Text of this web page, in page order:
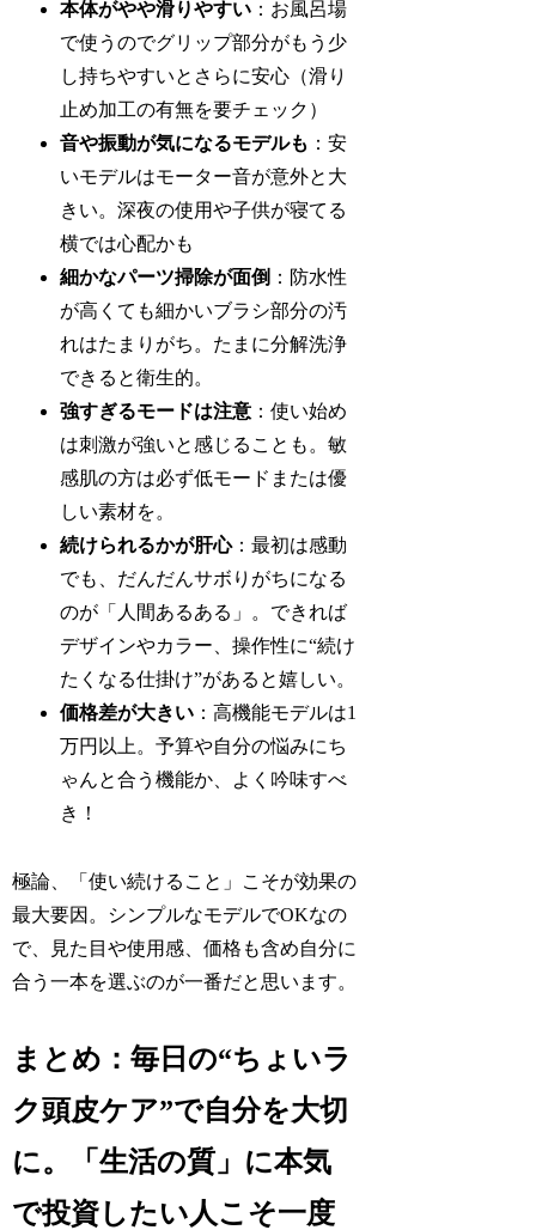
本体がやや滑りやすい ：お風呂場
で使うのでグリップ部分がもう少
し持ちやすいとさらに安心（滑り
止め加工の有無を要チェック）
音や振動が気になるモデルも ：安
いモデルはモーター音が意外と大
きい。深夜の使用や子供が寝てる
横では心配かも
細かなパーツ掃除が面倒 ：防水性
が高くても細かいブラシ部分の汚
れはたまりがち。たまに分解洗浄
できると衛生的。
強すぎるモードは注意 ：使い始め
は刺激が強いと感じることも。敏
感肌の方は必ず低モードまたは優
しい素材を。
続けられるかが肝心：最初は感動
でも、だんだんサボりがちになる
のが「人間あるある」。できれば
デザインやカラー、操作性に“続け
たくなる仕掛け”があると嬉しい。
価格差が大きい ：高機能モデルは1
万円以上。予算や自分の悩みにち
ゃんと合う機能か、よく吟味すべ
き！
極論、「使い続けること」こそが効果の
最大要因。シンプルなモデルでOKなの
で、見た目や使用感、価格も含め自分に
合う一本を選ぶのが一番だと思います。
まとめ：毎日の“ちょいラ
ク頭皮ケア”で自分を大切
に。「生活の質」に本気
で投資したい人こそ一度